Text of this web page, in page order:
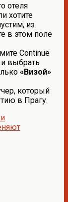
отеля
хотите
из
в этом поле
Continue
выбрать
«Визой»
который
в Прагу.